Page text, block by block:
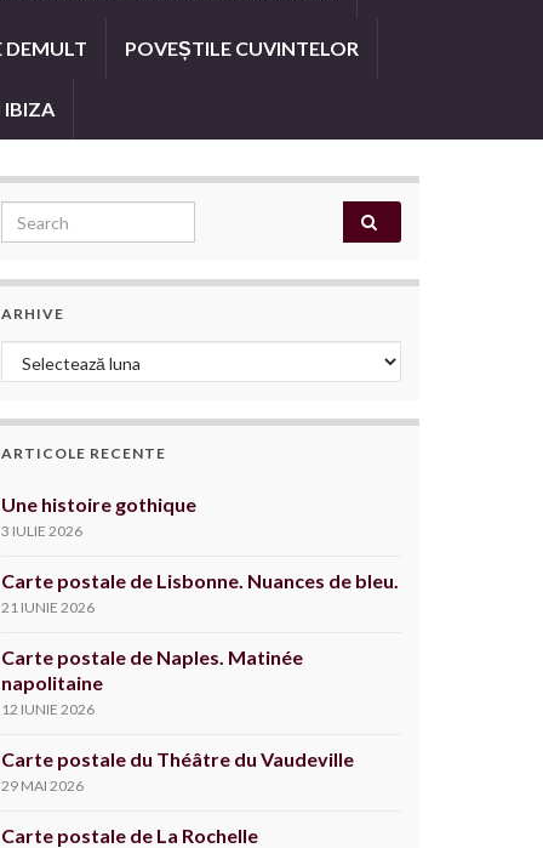
DEMULT POVEȘTILE CUVINTELOR
IBIZA
Search for:
ARHIVE
Arhive
ARTICOLE RECENTE
Une histoire gothique
3 IULIE 2026
Carte postale de Lisbonne. Nuances de bleu.
21 IUNIE 2026
Carte postale de Naples. Matinée
napolitaine
12 IUNIE 2026
Carte postale du Théâtre du Vaudeville
29 MAI 2026
Carte postale de La Rochelle